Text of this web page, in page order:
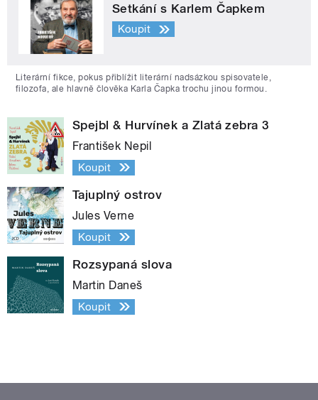
Setkání s Karlem Čapkem
Koupit
Literární fikce, pokus přiblížit literární nadsázkou spisovatele,
filozofa, ale hlavně člověka Karla Čapka trochu jinou formou.
Spejbl & Hurvínek a Zlatá zebra 3
František Nepil
Koupit
Tajuplný ostrov
Jules Verne
Koupit
Rozsypaná slova
Martin Daneš
Koupit